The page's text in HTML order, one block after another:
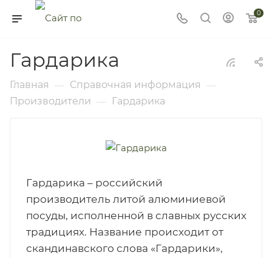
0
Гардарика
Главная — Справочная информация —
Производители — Гардарика
Гардарика – российский
производитель литой алюминиевой
посуды, исполненной в славных русских
традициях. Название происходит от
скандинавского слова «Гардарики»,